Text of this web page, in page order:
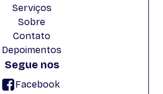
Serviços
Sobre
Contato
Depoimentos
Segue nos
Facebook